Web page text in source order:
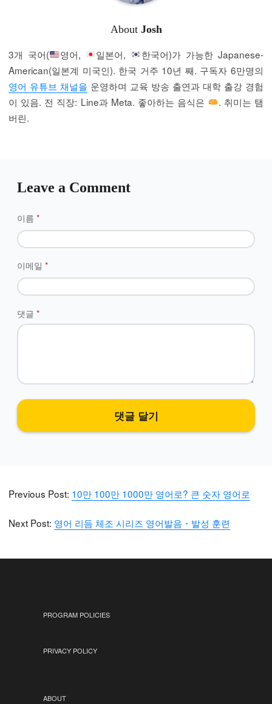
About Josh
3개 국어( 영어, 일본어,
한국어)가 가능한 Japanese-
American(일본계 미국인). 한국 거주 10년 째. 구독자 6만명의
영어 유튜브 채널을 운영하며 교육 방송 출연과 대학 출강 경험
이 있음. 전 직장: Line과 Meta. 좋아하는 음식은
. 취미는 탬
버린.
Leave a Comment
이름 *
이메일 *
댓글 *
Previous Post: 10만 100만 1000만 영어로? 큰 숫자 영어로
Next Post: 영어 리듬 체조 시리즈 영어발음・발성 훈련
PROGRAM POLICIES
PRIVACY POLICY
ABOUT